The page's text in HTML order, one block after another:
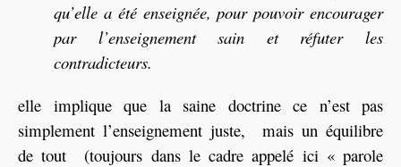
qu’elle a été enseignée, pour pouvoir encourager
par l’enseignement sain et réfuter les
contradicteurs.
elle implique que la saine doctrine ce n’est pas
simplement l’enseignement juste, mais un équilibre
de tout (toujours dans le cadre appelé ici « parole